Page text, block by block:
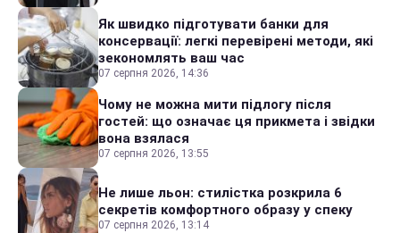
Як швидко підготувати банки для
консервації: легкі перевірені методи, які
зекономлять ваш час
07 серпня 2026, 14:36
Чому не можна мити підлогу після
гостей: що означає ця прикмета і звідки
вона взялася
07 серпня 2026, 13:55
Не лише льон: стилістка розкрила 6
секретів комфортного образу у спеку
07 серпня 2026, 13:14